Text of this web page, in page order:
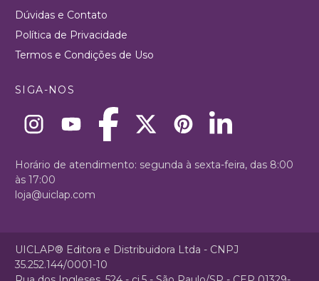
Dúvidas e Contato
Política de Privacidade
Termos e Condições de Uso
SIGA-NOS
Horário de atendimento: segunda à sexta-feira, das 8:00
às 17:00
loja@uiclap.com
UICLAP® Editora e Distribuidora Ltda - CNPJ
35.252.144/0001-10